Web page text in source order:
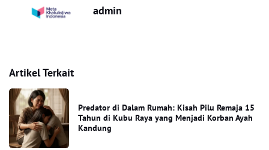
admin
Artikel Terkait
Predator di Dalam Rumah: Kisah Pilu Remaja 15
Tahun di Kubu Raya yang Menjadi Korban Ayah
Kandung